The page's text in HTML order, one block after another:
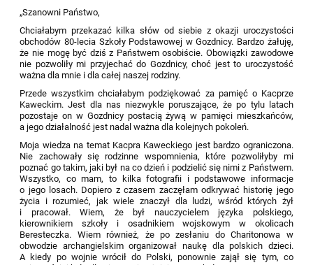
„Szanowni Państwo,
Chciałabym przekazać kilka słów od siebie z okazji uroczystości
obchodów 80-lecia Szkoły Podstawowej w Gozdnicy. Bardzo żałuję,
że nie mogę być dziś z Państwem osobiście. Obowiązki zawodowe
nie pozwoliły mi przyjechać do Gozdnicy, choć jest to uroczystość
ważna dla mnie i dla całej naszej rodziny.
Przede wszystkim chciałabym podziękować za pamięć o Kacprze
Kaweckim. Jest dla nas niezwykle poruszające, że po tylu latach
pozostaje on w Gozdnicy postacią żywą w pamięci mieszkańców,
a jego działalność jest nadal ważna dla kolejnych pokoleń.
Moja wiedza na temat Kacpra Kaweckiego jest bardzo ograniczona.
Nie zachowały się rodzinne wspomnienia, które pozwoliłyby mi
poznać go takim, jaki był na co dzień i podzielić się nimi z Państwem.
Wszystko, co mam, to kilka fotografii i podstawowe informacje
o jego losach. Dopiero z czasem zaczęłam odkrywać historię jego
życia i rozumieć, jak wiele znaczył dla ludzi, wśród których żył
i pracował. Wiem, że był nauczycielem języka polskiego,
kierownikiem szkoły i osadnikiem wojskowym w okolicach
Beresteczka. Wiem również, że po zesłaniu do Charitonowa w
obwodzie archangielskim organizował naukę dla polskich dzieci.
A kiedy po wojnie wrócił do Polski, ponownie zajął się tym, co